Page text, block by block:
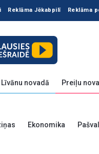
Reklāma Jēkabpilī Reklāma
Līvānu novadā Preiļu
Ekonomika